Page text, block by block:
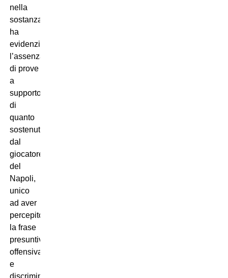
nella
sostanza,
ha
evidenziato
l’assenza
di prove
a
supporto
di
quanto
sostenuto
dal
giocatore
del
Napoli,
unico
ad aver
percepito
la frase
presuntivamente
offensiva
e
discriminatoria